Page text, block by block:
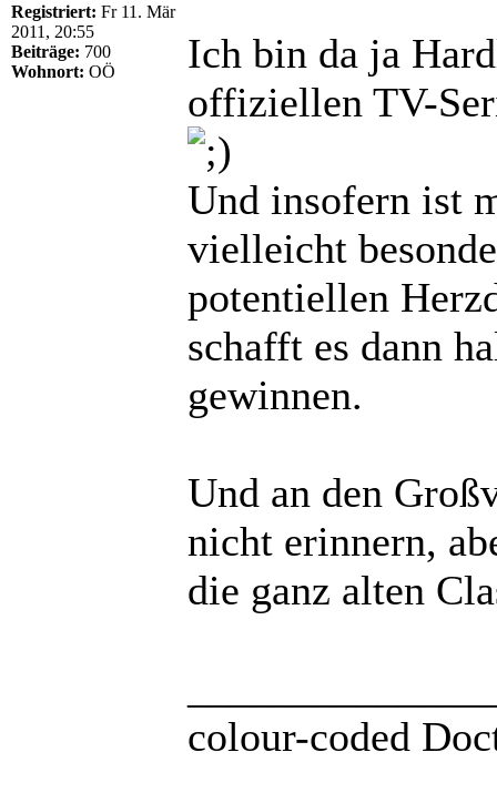
Registriert: Fr 11. Mär
2011, 20:55
Beiträge: 700
Wohnort: OÖ
Ich bin da ja
offiziellen TV-
Und insofern ist
vielleicht
potentiellen
schafft es dann
gewinnen.
Und an den
nicht erinnern,
die ganz alten
colour-coded